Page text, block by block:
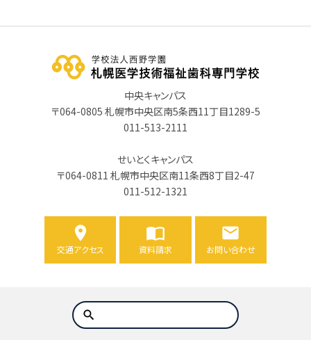
中央キャンパス
〒064-0805 札幌市中央区南5条西11丁目1289-5
011-513-2111
せいとくキャンパス
〒064-0811 札幌市中央区南11条西8丁目2-47
011-512-1321
交通アクセス 資料請求 お問い合わせ